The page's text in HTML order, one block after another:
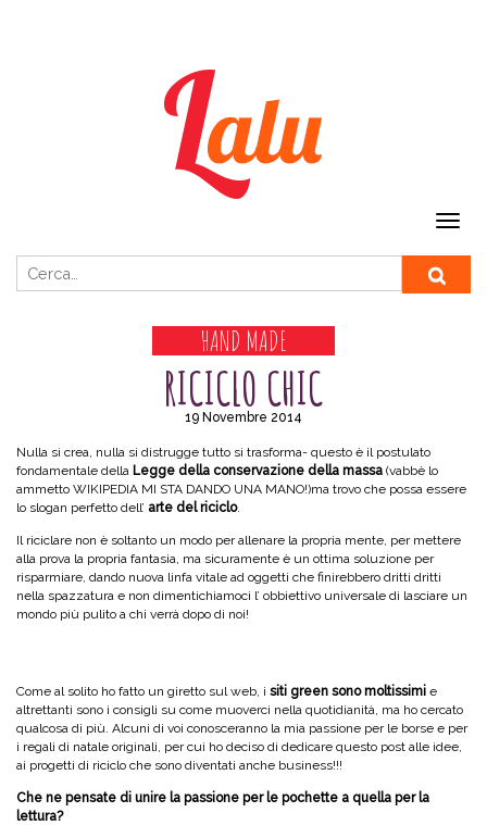
HAND MADE
RICICLO CHIC
19 Novembre 2014
Nulla si crea, nulla si distrugge tutto si trasforma- questo è il postulato
fondamentale della Legge della conservazione della massa (vabbè lo
ammetto WIKIPEDIA MI STA DANDO UNA MANO!)ma trovo che possa essere
lo slogan perfetto dell’ arte del riciclo.
Il riciclare non è soltanto un modo per allenare la propria mente, per mettere
alla prova la propria fantasia, ma sicuramente è un ottima soluzione per
risparmiare, dando nuova linfa vitale ad oggetti che finirebbero dritti dritti
nella spazzatura e non dimentichiamoci l’ obbiettivo universale di lasciare un
mondo più pulito a chi verrà dopo di noi!
Come al solito ho fatto un giretto sul web, i siti green sono moltissimi e
altrettanti sono i consigli su come muoverci nella quotidianità, ma ho cercato
qualcosa di più. Alcuni di voi conosceranno la mia passione per le borse e per
i regali di natale originali, per cui ho deciso di dedicare questo post alle idee,
ai progetti di riciclo che sono diventati anche business!!!
Che ne pensate di unire la passione per le pochette a quella per la
lettura?